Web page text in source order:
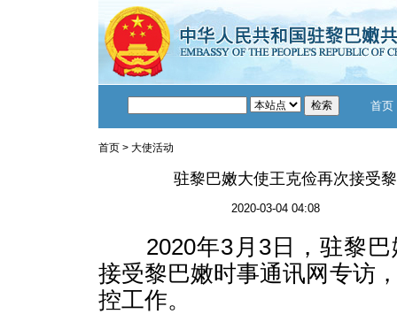
首页
首页 > 大使活动
驻黎巴嫩大使王克俭再次接受
2020-03-04 04:08
2020年3月3日，驻黎巴
接受黎巴嫩时事通讯网专访
控工作。